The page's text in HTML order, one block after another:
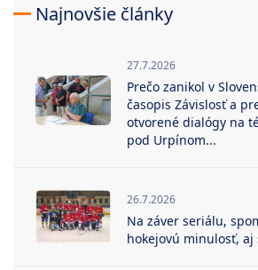
Najnovšie články
27.7.2026
Prečo zanikol v
časopis Závislosť a
otvorené dialógy na
pod Urpínom...
26.7.2026
Na záver seriálu,
hokejovú minulosť, aj